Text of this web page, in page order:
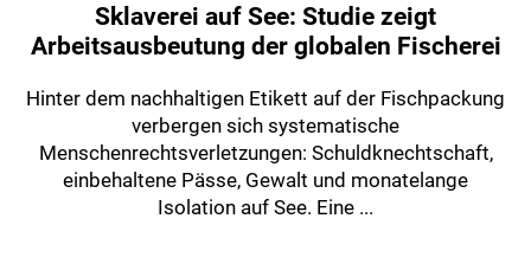
Sklaverei auf See: Studie zeigt
Arbeitsausbeutung der globalen Fischerei
Hinter dem nachhaltigen Etikett auf der Fischpackung
verbergen sich systematische
Menschenrechtsverletzungen: Schuldknechtschaft,
einbehaltene Pässe, Gewalt und monatelange
Isolation auf See. Eine ...